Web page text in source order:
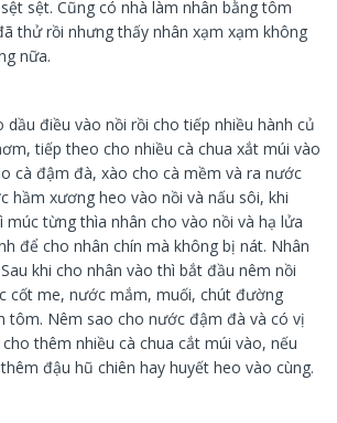
sệt. Cũng có nhà làm nhân bằng tôm
thử rồi nhưng thấy nhân xạm xạm không
nữa.
dầu điều vào nồi rồi cho tiếp nhiều hành củ
tiếp theo cho nhiều cà chua xắt múi vào
cà đậm đà, xào cho cà mềm và ra nước
hầm xương heo vào nồi và nấu sôi, khi
từng thìa nhân cho vào nồi và hạ lửa
để cho nhân chín mà không bị nát. Nhân
khi cho nhân vào thì bắt đầu nêm nồi
cốt me, nước mắm, muối, chút đường
tôm. Nêm sao cho nước đậm đà và có vị
thêm nhiều cà chua cắt múi vào, nếu
đậu hũ chiên hay huyết heo vào cùng.